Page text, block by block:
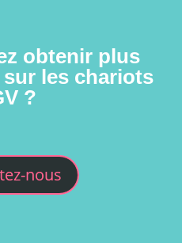
obtenir plus
les chariots
?
nous